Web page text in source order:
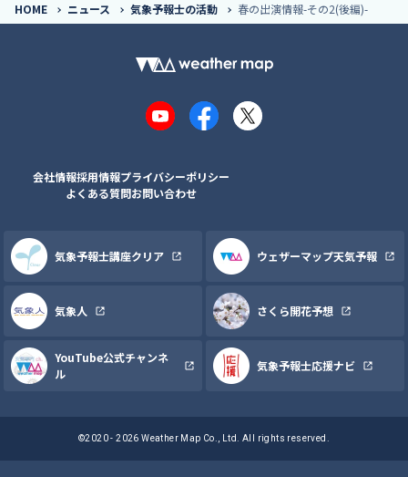
HOME ニュース 気象予報士の活動 春の出演情報-その2(後編)-
YouTubeFacebook
X
会社情報採用情報プライバシーポリシー
よくある質問お問い合わせ
気象予報士講座クリア ウェザーマップ天気予報
気象人 さくら開花予想
YouTube公式チャンネ
ル
気象予報士応援ナビ
©2020 - 2026 Weather Map Co., Ltd. All rights reserved.